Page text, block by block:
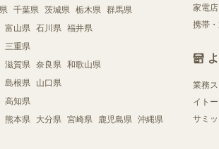
千葉県 茨城県 栃木県 群馬県
富山県 石川県 福井県
三重県
滋賀県 奈良県 和歌山県
島根県 山口県
高知県
熊本県 大分県 宮崎県 鹿児島県 沖縄県
家電店
携帯
業務
イト
サミッ